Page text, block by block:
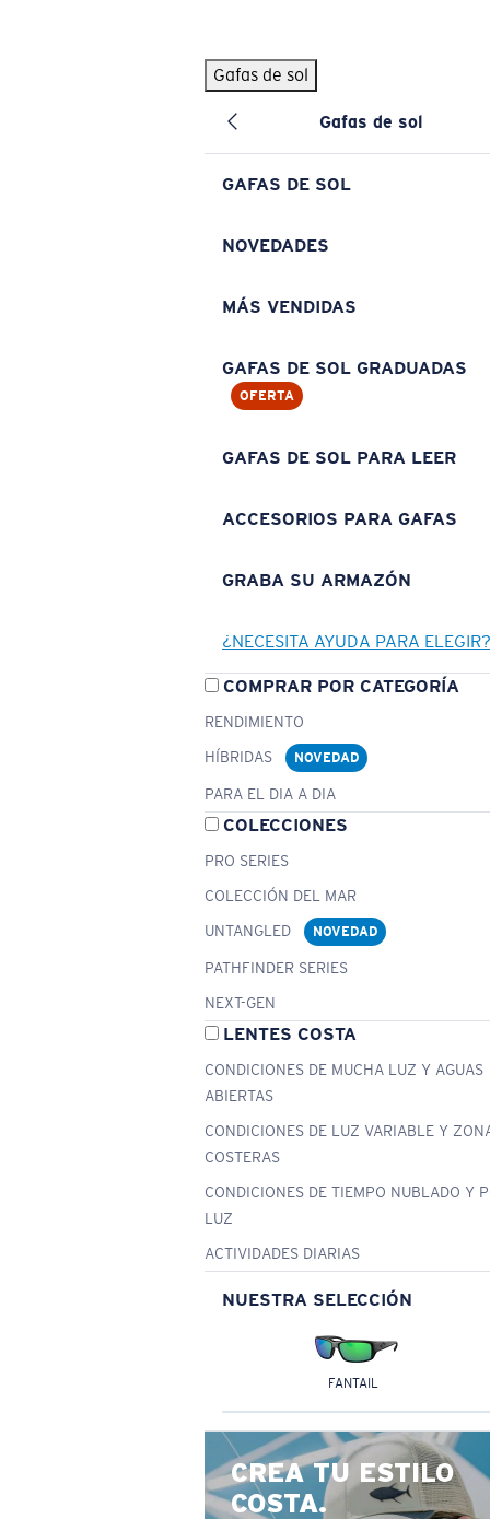
Gafas de sol
Gafas de sol
GAFAS DE SOL
NOVEDADES
MÁS VENDIDAS
GAFAS DE SOL GRADUADAS
OFERTA
GAFAS DE SOL PARA LEER
ACCESORIOS PARA GAFAS
GRABA SU ARMAZÓN
¿NECESITA AYUDA PARA ELEGIR?
COMPRAR POR CATEGORÍA
RENDIMIENTO
HÍBRIDAS
NOVEDAD
PARA EL DIA A DIA
COLECCIONES
PRO SERIES
COLECCIÓN DEL MAR
UNTANGLED
NOVEDAD
PATHFINDER SERIES
NEXT-GEN
LENTES COSTA
CONDICIONES DE MUCHA LUZ Y AGUAS
ABIERTAS
CONDICIONES DE LUZ VARIABLE Y
COSTERAS
CONDICIONES DE TIEMPO NUBLADO Y
LUZ
ACTIVIDADES DIARIAS
NUESTRA SELECCIÓN
FANTAIL
CREA TU ESTILO
COSTA.
BÚSQUEDAS POPULARES
Pilothouse PRO Limited Edition Pack Exclusivo
Gafas de sol personalizadas
Los más vendidos de gafas de sol